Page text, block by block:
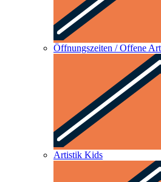
Öffnungszeiten / Offene
Artistik Kids